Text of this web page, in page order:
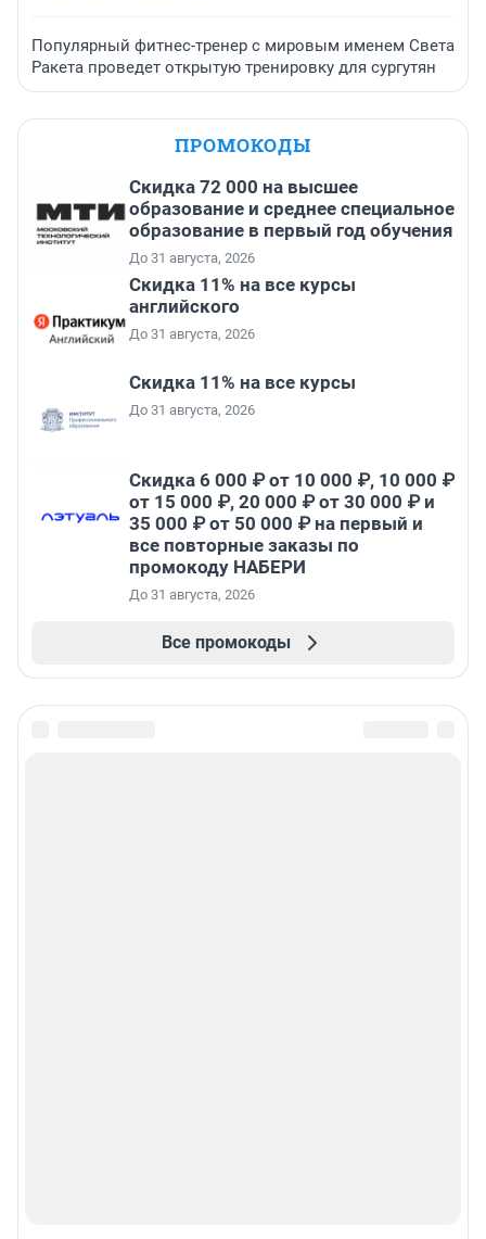
Популярный фитнес-тренер с мировым именем Света
Ракета проведет открытую тренировку для сургутян
ПРОМОКОДЫ
Скидка 72 000 на высшее
образование и среднее специальное
образование в первый год обучения
До 31 августа, 2026
Скидка 11% на все курсы
английского
До 31 августа, 2026
Скидка 11% на все курсы
До 31 августа, 2026
Скидка 6 000 ₽ от 10 000 ₽, 10 000 ₽
от 15 000 ₽, 20 000 ₽ от 30 000 ₽ и
35 000 ₽ от 50 000 ₽ на первый и
все повторные заказы по
промокоду НАБЕРИ
До 31 августа, 2026
Все промокоды